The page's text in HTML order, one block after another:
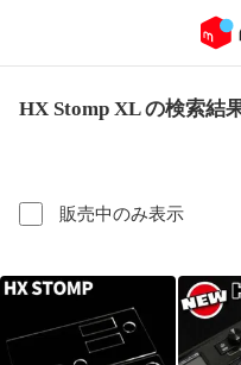
HX Stomp XL の検索結
販売中のみ表示